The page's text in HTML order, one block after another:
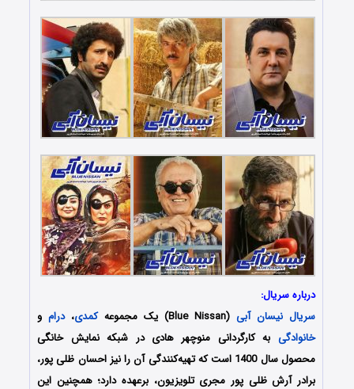
درباره سریال:
سریال نیسان آبی (Blue Nissan) یک مجموعه کمدی،درامو
خانوادگی به کارگردانی منوچهر هادی در شبکه نمایش خانگی
محصول سال 1400 است که تهیه‌کنندگی آن را نیز احسان ظلی پور،
برادر آرش ظلی پور مجری تلویزیون، برعهده دارد؛ همچنین این